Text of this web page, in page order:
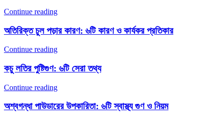
Continue reading
অতিরিক্ত চুল পড়ার কারণ: ৬টি কারণ ও কার্যকর প্রতিকার
Continue reading
কচু লতির পুষ্টিগুণ: ৬টি সেরা তথ্য
Continue reading
অশ্বগন্ধা পাউডারের উপকারিতা: ৬টি স্বাস্থ্য গুণ ও নিয়ম